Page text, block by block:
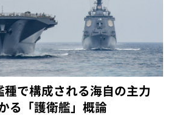
種で構成される海自の主力
「護衛艦」概論